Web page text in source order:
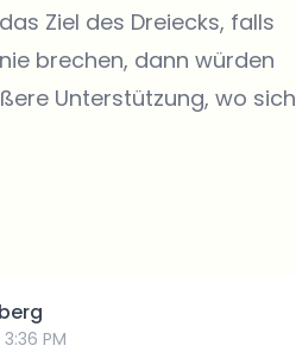
Ziel des Dreiecks, falls
brechen, dann würden
Unterstützung, wo sich
PM